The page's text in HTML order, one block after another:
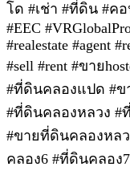
โด #เช่า #ที่ดิน #ค
#EEC
#realestate #agent
#sell #rent #ขาย
#ที่ดินคลองแปด #ข
#ที่ดินคลองหลวง
#ขายที่ดินคลองหล
คลอง6 #ที่ดินคลอง7